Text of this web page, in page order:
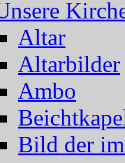
Altar
Altarbilder
Ambo
Bild der